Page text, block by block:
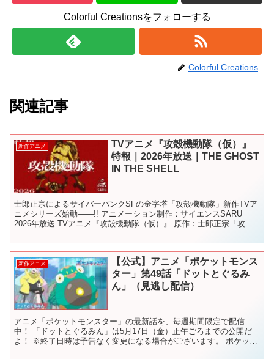
Colorful Creationsをフォローする
Colorful Creations
関連記事
新作アニメ
TVアニメ『攻殻機動隊（仮）』
特報｜2026年放送｜THE GHOST
IN THE SHELL
士郎正宗によるサイバーパンクSFの金字塔「攻殻機動隊」新作TVア
ニメシリーズ始動――!! アニメーション制作：サイエンスSARU｜
2026年放送 TVアニメ『攻殻機動隊（仮）』 原作：士郎正宗「攻殻
新作アニメ
【公式】アニメ「ポケットモンス
ター」第49話「ドットとぐるみ
ん」（見逃し配信）
アニメ「ポケットモンスター」の最新話を、毎週期間限定で配信
中！ 「ドットとぐるみん」は5月17日（金）正午ごろまでの公開だ
よ！ ※終了日時は予告なく変更になる場合がございます。 ポケット